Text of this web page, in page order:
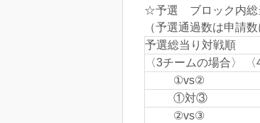
☆予選 ブロック内総
（予選通過数は申請
予選総当り対戦順
〈3チームの場合〉 〈
①vs②
①対③
②vs③